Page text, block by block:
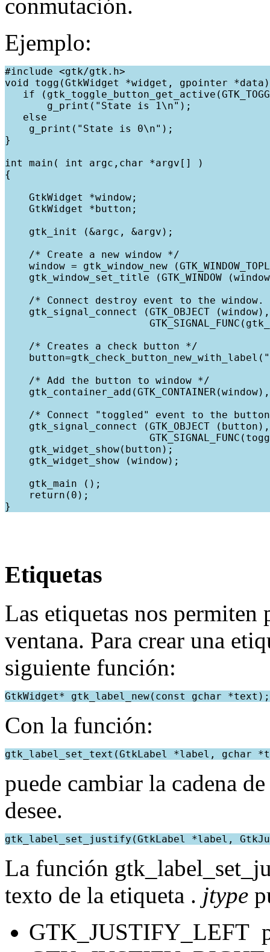
conmutación.
Ejemplo:
#include <gtk/gtk.h>
void togg(GtkWidget *widget, gpointer
if
       g_print("State is 1\n");
   else
    g_print("State is 0\n");
}
int main( int argc,char *argv[] )
{
    GtkWidget *window;
    GtkWidget *button;
    gtk_init (&argc, &argv);
    /* Create a new window */
window = gtk_window_new
gtk_window_set_title (GTK_WINDOW
/* Connect destroy event to the window.
gtk_signal_connect (GTK_OBJECT
    /* Creates a check button */
    /* Add the button to window */
/* Connect "toggled" event to the
gtk_signal_connect (GTK_OBJECT
    gtk_widget_show(button);
    gtk_widget_show (window);
    gtk_main ();
    return(0);
}
Etiquetas
Las etiquetas nos
ventana. Para crear una
siguiente función:
GtkWidget* gtk_label_new(const gchar *text);
Con la función:
gtk_label_set_text(GtkLabel *label, gchar
puede cambiar la cadena
desee.
gtk_label_set_justify(GtkLabel *label,
La función
texto de la etiqueta . jtype
GTK_JUSTIFY_LEFT